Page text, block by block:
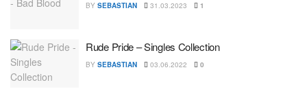
BY SEBASTIAN 31.03.2023 1
Rude Pride – Singles Collection
BY SEBASTIAN 03.06.2022 0